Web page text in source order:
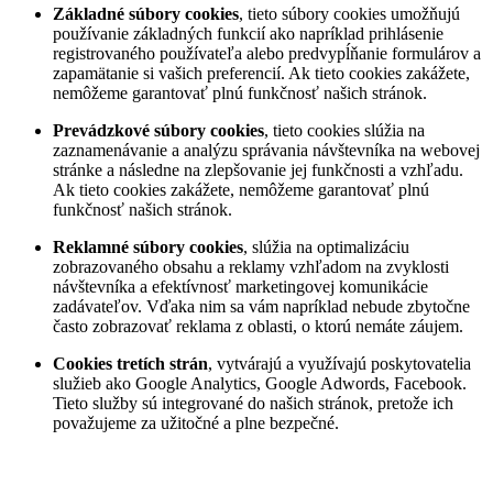
Základné súbory cookies, tieto súbory cookies umožňujú
používanie základných funkcií ako napríklad prihlásenie
registrovaného používateľa alebo predvypĺňanie formulárov a
zapamätanie si vašich preferencií. Ak tieto cookies zakážete,
nemôžeme garantovať plnú funkčnosť našich stránok.
Prevádzkové súbory cookies, tieto cookies slúžia na
zaznamenávanie a analýzu správania návštevníka na webovej
stránke a následne na zlepšovanie jej funkčnosti a vzhľadu.
Ak tieto cookies zakážete, nemôžeme garantovať plnú
funkčnosť našich stránok.
Reklamné súbory cookies, slúžia na optimalizáciu
zobrazovaného obsahu a reklamy vzhľadom na zvyklosti
návštevníka a efektívnosť marketingovej komunikácie
zadávateľov. Vďaka nim sa vám napríklad nebude zbytočne
často zobrazovať reklama z oblasti, o ktorú nemáte záujem.
Cookies tretích strán, vytvárajú a využívajú poskytovatelia
služieb ako Google Analytics, Google Adwords, Facebook.
Tieto služby sú integrované do našich stránok, pretože ich
považujeme za užitočné a plne bezpečné.